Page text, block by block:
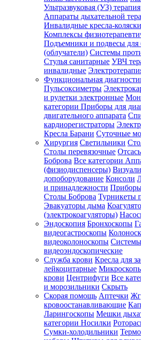
Ультразвуковая (УЗ) терапия
Аппараты дыхательной
Инвалидные кресла-коляски
Комплексы
Подъемники и подвесы для
(облучатели) Системы
Стулья санитарные УВЧ
инвалидные
Функциональная
Пульсоксиметры
и рулетки электронные
категории Приборы для
двигательного аппарата
кардиорегистраторы
Кресла Барани Суточные
Хирургия Светильники
Столы перевязочные
Боброва Все категории
(физиодиспенсеры)
допоборудование Консоли
и принадлежности
Столы Боброва Турникеты
Эвакуаторы дыма
(электрокоагуляторы)
Эндоскопия Бронхоскопы
видеогастроскопы
видеоколоноскопы Системы
видеоэндоскопические
Служба крови Кресла для
лейкоцитарные
крови Центрифуги Все
и морозильники Скрыть
Скорая помощь Аптечки
кровоостанавливающие
Ларингоскопы Мешки
категории Носилки
Сумки-холодильники